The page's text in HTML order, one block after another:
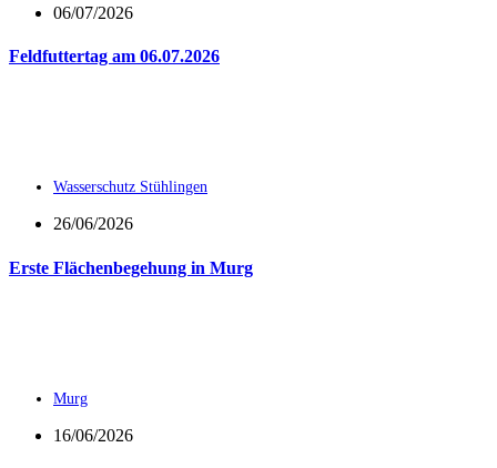
06/07/2026
Feldfuttertag am 06.07.2026
Wasserschutz Stühlingen
26/06/2026
Erste Flächenbegehung in Murg
Murg
16/06/2026